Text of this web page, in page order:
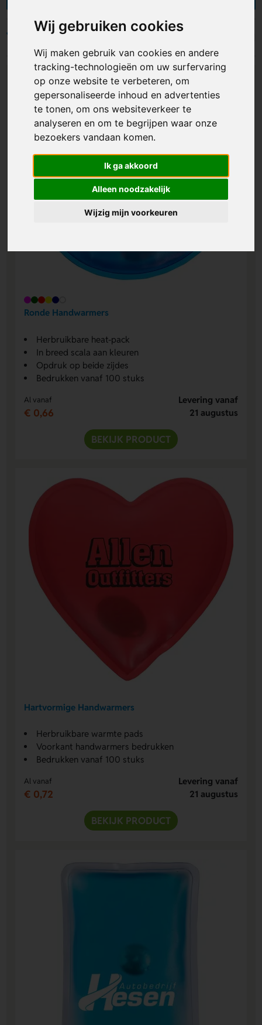
Wij gebruiken cookies
Wij maken gebruik van cookies en andere
tracking-technologieën om uw surfervaring
op onze website te verbeteren, om
gepersonaliseerde inhoud en advertenties
te tonen, om ons websiteverkeer te
analyseren en om te begrijpen waar onze
bezoekers vandaan komen.
Ik ga akkoord
Alleen noodzakelijk
Wijzig mijn voorkeuren
hebt de keuze uit vele standaard vormen of
worden in eigen vorm gemaakt, zoals een vorm
die symbool staat voor je campagne of bedrijf.
De warmte zakjes zijn verkrijgbaar in vele kleuren
en kunnen aan weerskanten bedrukt worden,
bijvoorbeeld met een logo, stukje tekst en/of
andere opdruk. Geef bedrukte handwarmers
weg als promotiemateriaal en maak relaties warm
voor alles wat je te bieden hebt!
Ronde Handwarmers
Herbruikbare heat-pack
In breed scala aan kleuren
Opdruk op beide zijdes
Bedrukken vanaf 100 stuks
Al vanaf
€ 0,66
Levering vanaf
21 augustus
BEKIJK PRODUCT
Hartvormige Handwarmers
Herbruikbare warmte pads
Voorkant handwarmers bedrukken
Bedrukken vanaf 100 stuks
Al vanaf
€ 0,72
Levering vanaf
21 augustus
BEKIJK PRODUCT